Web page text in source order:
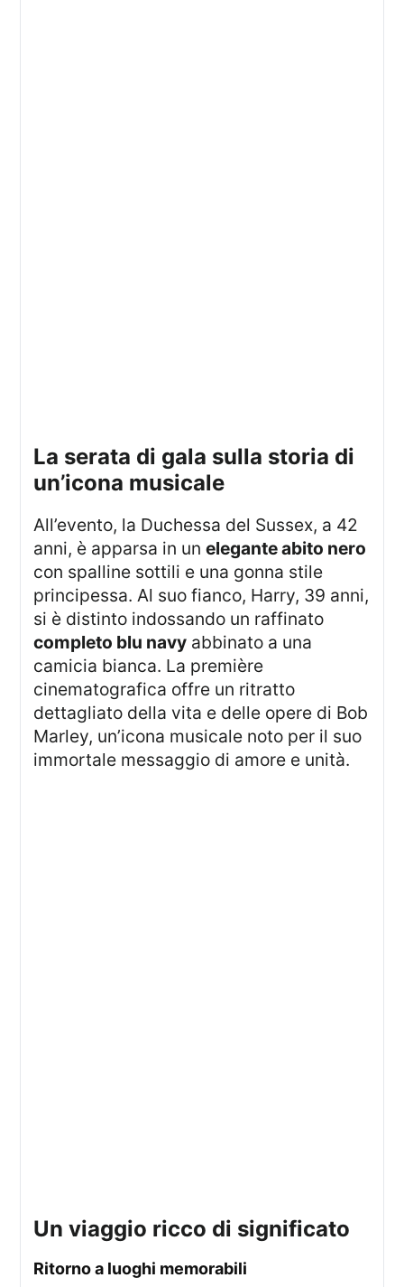
la serata di gala sulla storia di
un’icona musicale
All’evento, la Duchessa del Sussex, a 42
anni, è apparsa in unelegante abito nero
con spalline sottili e una gonna stile
principessa. Al suo fianco, Harry, 39 anni,
si è distinto indossando un raffinato
completo blu navy abbinato a una
camicia bianca. La première
cinematografica offre un ritratto
dettagliato della vita e delle opere di Bob
Marley, un’icona musicale noto per il suo
immortale messaggio di amore e unità.
un viaggio ricco di significato
ritorno a luoghi memorabili